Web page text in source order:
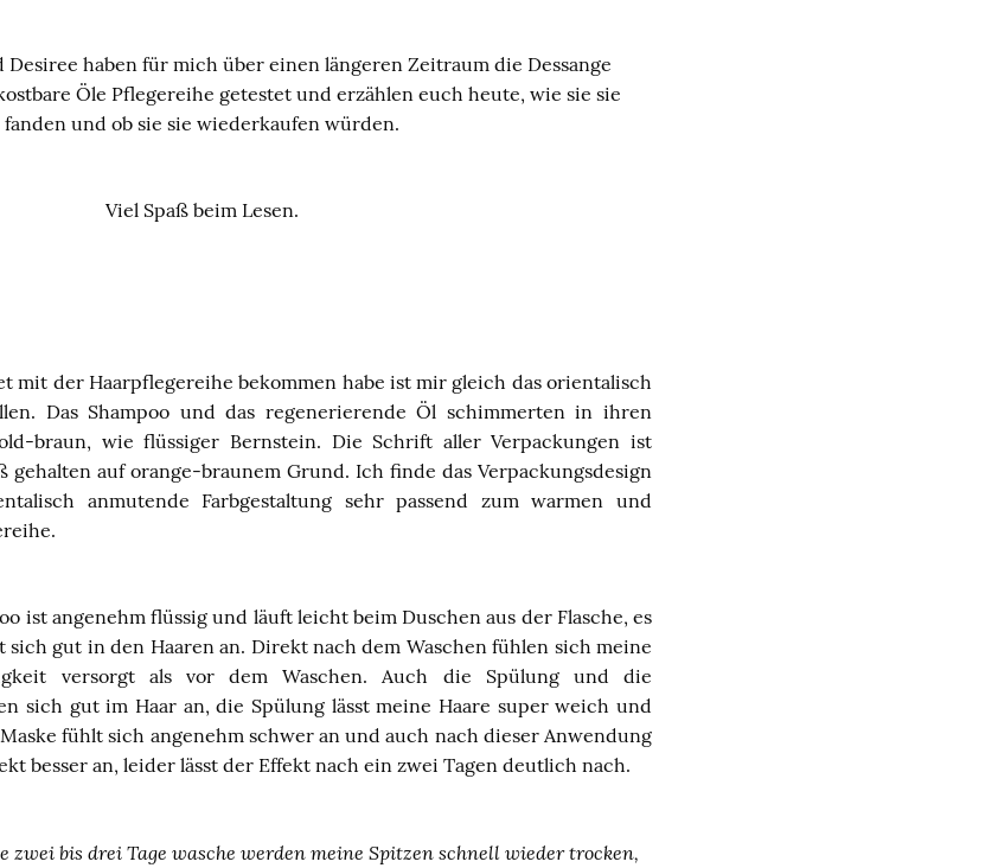
Desiree haben für mich über einen längeren Zeitraum die Dessange
Öle Pflegereihe getestet und erzählen euch heute, wie sie sie
fanden und ob sie sie wiederkaufen würden.
Viel Spaß beim Lesen.
mit der Haarpflegereihe bekommen habe ist mir gleich das orientalisch
Das Shampoo und das regenerierende Öl schimmerten in ihren
braun, wie flüssiger Bernstein. Die Schrift aller Verpackungen ist
auf orange-braunem Grund. Ich finde das Verpackungsdesign
anmutende Farbgestaltung sehr passend zum warmen und
ist angenehm flüssig und läuft leicht beim Duschen aus der Flasche, es
gut in den Haaren an. Direkt nach dem Waschen fühlen sich meine
versorgt als vor dem Waschen. Auch die Spülung und die
sich gut im Haar an, die Spülung lässt meine Haare super weich und
fühlt sich angenehm schwer an und auch nach dieser Anwendung
besser an, leider lässt der Effekt nach ein zwei Tagen deutlich nach.
zwei bis drei Tage wasche werden meine Spitzen schnell wieder trocken,